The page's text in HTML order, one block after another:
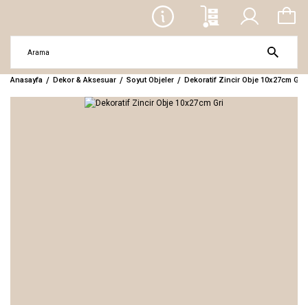
Anasayfa Dekor & Aksesuar Soyut Objeler Dekoratif Zincir Obje 10x27cm Gri